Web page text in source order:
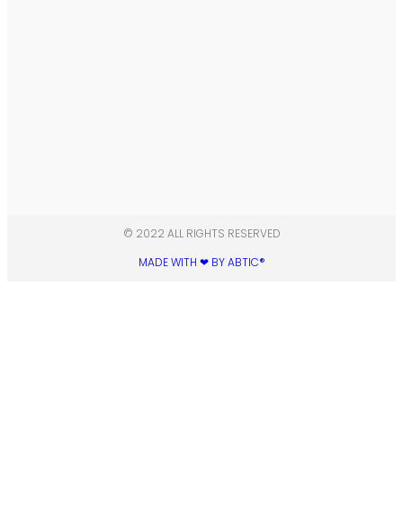
© 2022 ALL RIGHTS RESERVED​
MADE WITH ❤ BY ABTIC®